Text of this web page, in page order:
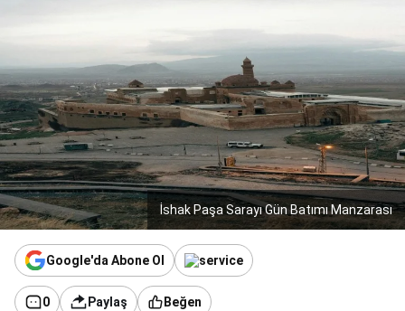
İshak Paşa Sarayı Gün Batımı Manzarası
Google'da Abone Ol
0 Paylaş Beğen